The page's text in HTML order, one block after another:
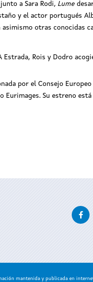
a Sara Rodi, Lume
y el actor portugués
otras conocidas
Rois y Dodro
por el Consejo
Eurimages. Su estreno
mantenida y publicada en